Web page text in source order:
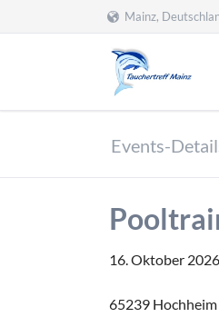
Mainz,
Events-
16. Oktober
65239